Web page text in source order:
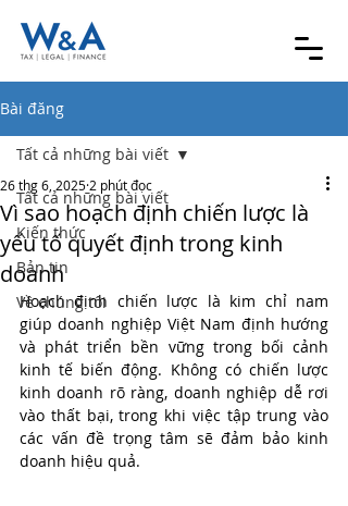
Bài đăng
Tất cả những bài viết
Kiến thức
Bản tin
Về chúng tôi
Tất cả những bài viết
Vì sao hoạch định chiến lược là
yếu tố quyết định trong kinh
doanh
26 thg 6, 2025 2 phút đọc
Hoạch định chiến lược là kim chỉ nam
giúp doanh nghiệp Việt Nam định hướng
và phát triển bền vững trong bối cảnh
kinh tế biến động. Không có chiến lược
kinh doanh rõ ràng, doanh nghiệp dễ rơi
vào thất bại, trong khi việc tập trung vào
các vấn đề trọng tâm sẽ đảm bảo kinh
doanh hiệu quả.